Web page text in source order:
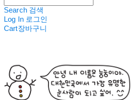
Search 검색
Log In 로그인
Cart장바구니